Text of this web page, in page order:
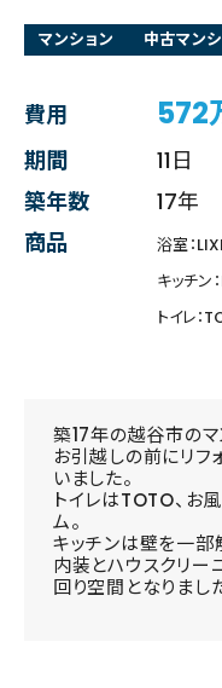
マンション 中古マン
費用 572
期間
11日
築年数
17年
商品
浴室：
キッチン
トイレ：
築17年の越谷市のマ
お引越しの前にリフ
いました。
トイレはTOTO、お
ム。
キッチンは壁を一部
内装とハウスクリー
回り空間となりまし